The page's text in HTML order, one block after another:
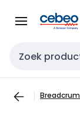
naar
naar
Zoekveld invoer